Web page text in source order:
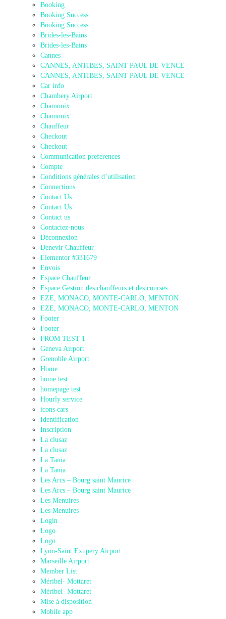
Booking
Booking Success
Booking Success
Brides-les-Bains
Brides-les-Bains
Cannes
CANNES, ANTIBES, SAINT PAUL DE VENCE
CANNES, ANTIBES, SAINT PAUL DE VENCE
Car info
Chambery Airport
Chamonix
Chamonix
Chauffeur
Checkout
Checkout
Communication preferences
Compte
Conditions générales d’utilisation
Connections
Contact Us
Contact Us
Contact us
Contactez-nous
Déconnexion
Denevir Chauffeur
Elementor #331679
Envois
Espace Chauffeur
Espace Gestion des chauffeurs et des courses
EZE, MONACO, MONTE-CARLO, MENTON
EZE, MONACO, MONTE-CARLO, MENTON
Footer
Footer
FROM TEST 1
Geneva Airport
Grenoble Airport
Home
home test
homepage test
Hourly service
icons cars
Identification
Inscription
La clusaz
La clusaz
La Tania
La Tania
Les Arcs – Bourg saint Maurice
Les Arcs – Bourg saint Maurice
Les Menuires
Les Menuires
Login
Logo
Logo
Lyon-Saint Exupery Airport
Marseille Airport
Member List
Méribel- Mottaret
Méribel- Mottaret
Mise à disposition
Mobile app